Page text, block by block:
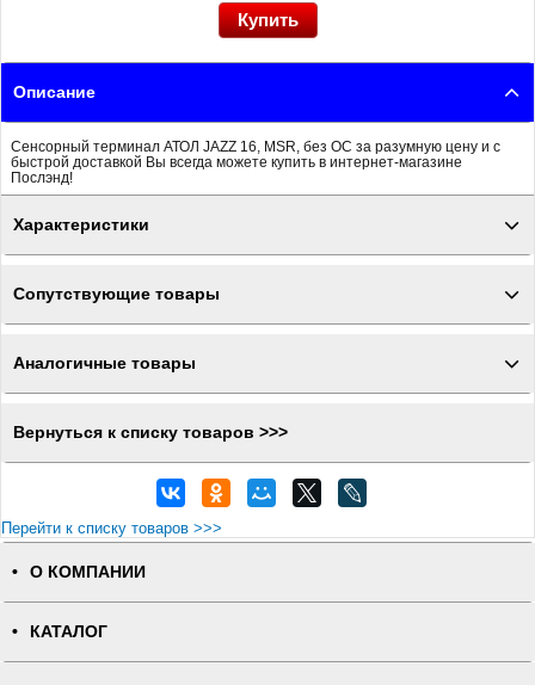
Описание
Сенсорный терминал АТОЛ JAZZ 16, MSR, без ОС за разумную цену и с
быстрой доставкой Вы всегда можете купить в интернет-магазине
Послэнд!
Характеристики
Сопутствующие товары
Аналогичные товары
Вернуться к списку товаров >>>
Перейти к списку товаров >>>
О КОМПАНИИ
КАТАЛОГ